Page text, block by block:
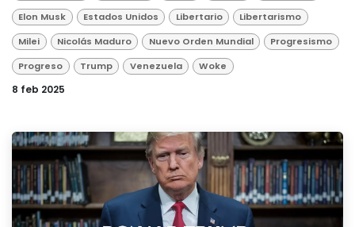
Elon Musk
Estados Unidos Libertario
Libertarismo
Milei
Nicolás Maduro Nuevo Orden Mundial
Progresismo
Progreso
Trump Venezuela Woke
8 feb 2025